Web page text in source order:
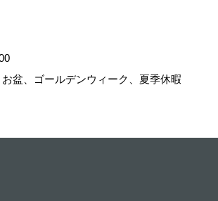
盆、ゴールデンウィーク、夏季休暇